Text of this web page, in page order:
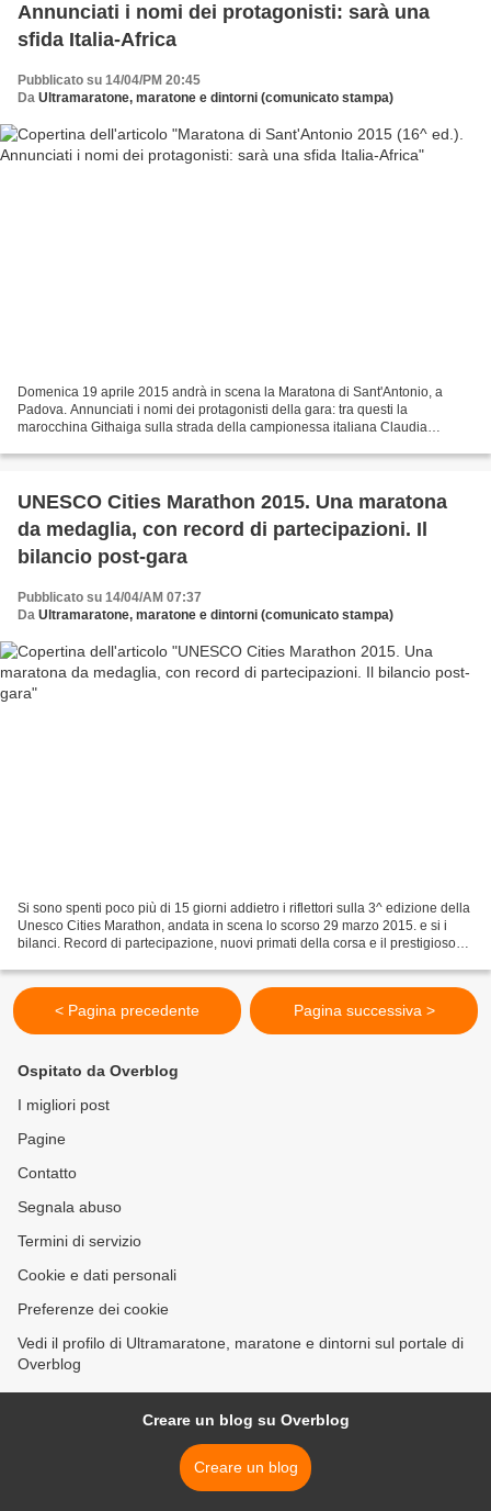
Annunciati i nomi dei protagonisti: sarà una
sfida Italia-Africa
Pubblicato su 14/04/PM 20:45
Da Ultramaratone, maratone e dintorni (comunicato stampa)
Domenica 19 aprile 2015 andrà in scena la Maratona di Sant'Antonio, a
Padova. Annunciati i nomi dei protagonisti della gara: tra questi la
marocchina Githaiga sulla strada della campionessa italiana Claudia
UNESCO Cities Marathon 2015. Una maratona
da medaglia, con record di partecipazioni. Il
bilancio post-gara
Pubblicato su 14/04/AM 07:37
Da Ultramaratone, maratone e dintorni (comunicato stampa)
Si sono spenti poco più di 15 giorni addietro i riflettori sulla 3^ edizione della
Unesco Cities Marathon, andata in scena lo scorso 29 marzo 2015. e si i
bilanci. Record di partecipazione, nuovi primati della corsa e il prestigioso
< Pagina precedente Pagina successiva >
Ospitato da Overblog
I migliori post
Pagine
Contatto
Segnala abuso
Termini di servizio
Cookie e dati personali
Preferenze dei cookie
Vedi il profilo di Ultramaratone, maratone e dintorni sul portale di
Overblog
Creare un blog su Overblog
Creare un blog